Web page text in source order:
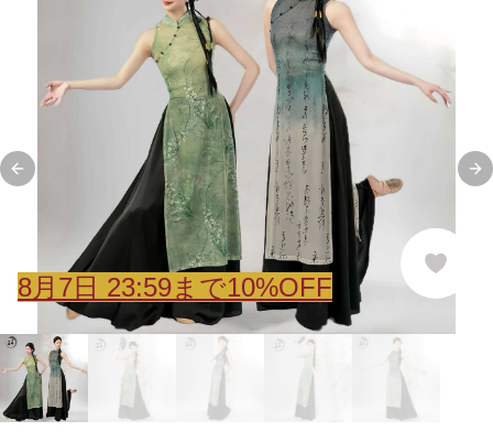
Previous slide
8月 7 日 23:59まで10%OFF